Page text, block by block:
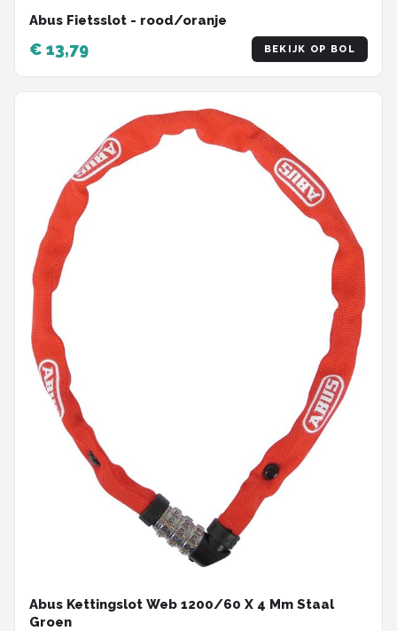
Abus Fietsslot - rood/oranje
€ 13,79 BEKIJK OP BOL
Abus Kettingslot Web 1200/60 X 4 Mm Staal
Groen